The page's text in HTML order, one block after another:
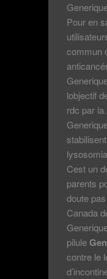
Pour en
commun
lobjectif
rdc par
Cest un
parents
doute
Canada
pilule
contre le